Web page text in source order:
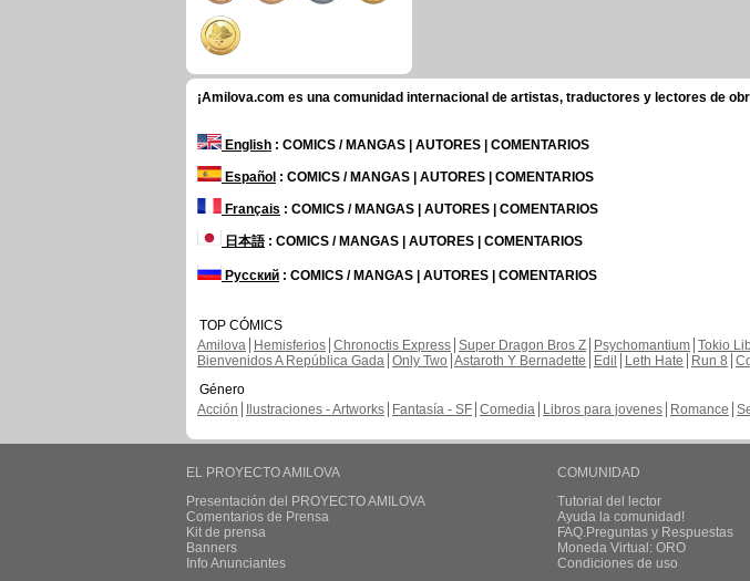
¡Amilova.com es una comunidad internacional de artistas, traductores y lectores de
English : COMICS / MANGAS | AUTORES | COMENTARIOS
Español : COMICS / MANGAS | AUTORES | COMENTARIOS
Français : COMICS / MANGAS | AUTORES | COMENTARIOS
日本語: COMICS / MANGAS | AUTORES | COMENTARIOS
Русский : COMICS / MANGAS | AUTORES | COMENTARIOS
TOP CÓMICS
Amilova
Hemisferios Chronoctis Express Super Dragon Bros Z Psychomantium Tokio
Bienvenidos A República Gada Only Two Astaroth Y Bernadette Edil Leth Hate Run 8
Género
Acción
Ilustraciones - Artworks Fantasía - SF Comedia Libros para jovenes Romance
EL PROYECTO AMILOVA
Presentación del PROYECTO AMILOVA
Comentarios de Prensa
Kit de prensa
Banners
Info Anunciantes
COMUNIDAD
Tutorial del lector
Ayuda la comunidad!
FAQ.Preguntas y Respuestas
Moneda Virtual: ORO
Condiciones de uso